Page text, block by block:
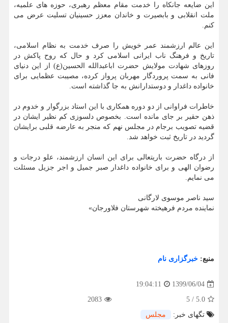
این ضایعه جانکاه را خدمت مقام معظم رهبری، حوزه های علمیه،
ملت انقلابی و بابصیرت و خاندان معزز حسینیان تسلیت عرض می
کنم.
این عالم ارزشمند عمر خویش را صرف خدمت به نظام اسلامی،
تاریخ و فرهنگ ناب ایرانی اسلامی کرد و حال که روح پاکش در
روزهای شهادت مولایش حضرت اباعبدالله الحسین(ع) از این دنیای
فانی به سمت پروردگار مهربان پرواز کرده، مصیبت عظمایی برای
خانواده داغدار و دوستدارانش به جا گذاشته است.
خاطرات فراوانی از دو دوره همکاری با این استاد بزرگوار و خدوم در
ذهن حقیر بر جای مانده است. بخصوص دلسوزی کم نظیر ایشان در
قضیه تصویب برجام در مجلس نهم که منجر به عارضه قلبی برایشان
گردید در تاریخ ثبت خواهد شد.
از درگاه حضرت باریتعالی برای این انسان ارزشمند، علو درجات و
رضوان الهی و برای خانواده داغدار صبر جمیل و اجر جزیل مسئلت
می نمایم.
سید ناصر موسوی لارگانی
نماینده مردم فرهیخته شهرستان فلاورجان»
منبع: خبرگزاری نام
1399/06/04
19:04:11
5.0
/
5
2083
تگهای خبر:
مجلس